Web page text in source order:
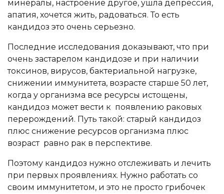
минералы, настроение другое, ушла депрессия,
апатия, хочется жить, радоваться. То есть
кандидоз это очень серьезно.
Последние исследования доказывают, что при
очень застарелом кандидозе и при наличии
токсинов, вирусов, бактериальной нагрузке,
снижении иммунитета, возрасте старше 50 лет,
когда у организма все ресурсы истощены,
кандидоз может вести к появлению раковых
перерождений. Путь такой: старый кандидоз
плюс снижение ресурсов организма плюс
возраст равно рак в перспективе.
Поэтому кандидоз нужно отслеживать и лечить
при первых проявлениях. Нужно работать со
своим иммунитетом, и это не просто грибочек